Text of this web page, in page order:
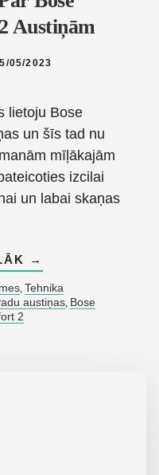
Austiņām
05/2023
lietoju Bose
un šīs tad nu
mīļākajām
izcilai
un labai skaņas
ABOUT
ATSAUKSME
PAR
BOSE
QUIETCOMFORT
→
, Tehnika
austiņas, Bose
2